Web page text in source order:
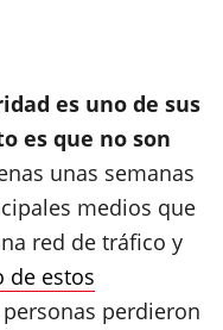
es uno de sus
es que no son
unas semanas
medios que
red de tráfico y
de estos
perdieron